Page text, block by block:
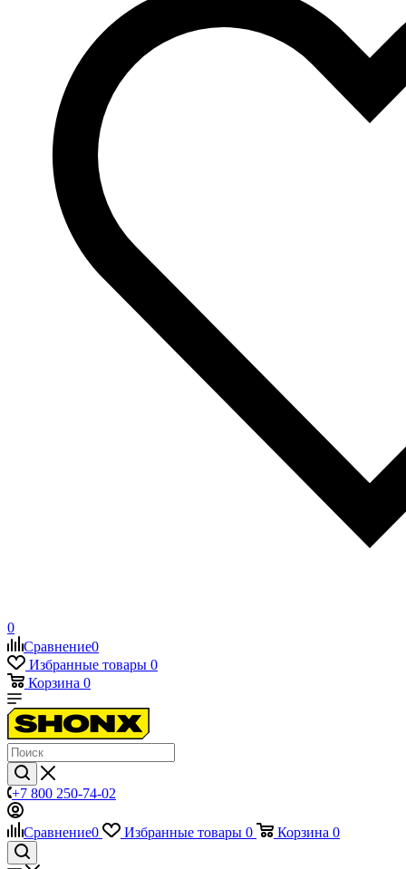
0
Сравнение0
Избранные товары 0
Корзина 0
+7 800 250-74-02
Сравнение0 Избранные товары 0 Корзина 0